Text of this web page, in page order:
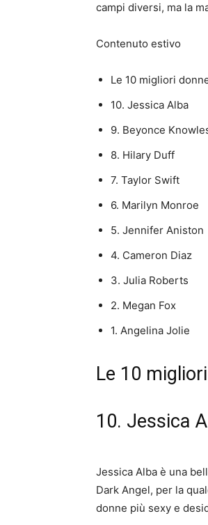
campi diversi, ma la
Contenuto estivo
Le 10 migliori
10. Jessica Alba
9. Beyonce
8. Hilary Duff
7. Taylor Swift
6. Marilyn Monroe
5. Jennifer Aniston
4. Cameron Diaz
3. Julia Roberts
2. Megan Fox
1. Angelina Jolie
Le 10
10. Jessica
Jessica Alba è una
Dark Angel, per la
donne più sexy e